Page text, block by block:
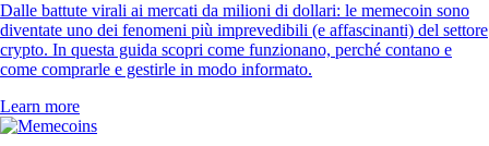
Dalle battute virali ai mercati da milioni di dollari: le memecoin sono
diventate uno dei fenomeni più imprevedibili (e affascinanti) del settore
crypto. In questa guida scopri come funzionano, perché contano e
come comprarle e gestirle in modo informato.
Learn more